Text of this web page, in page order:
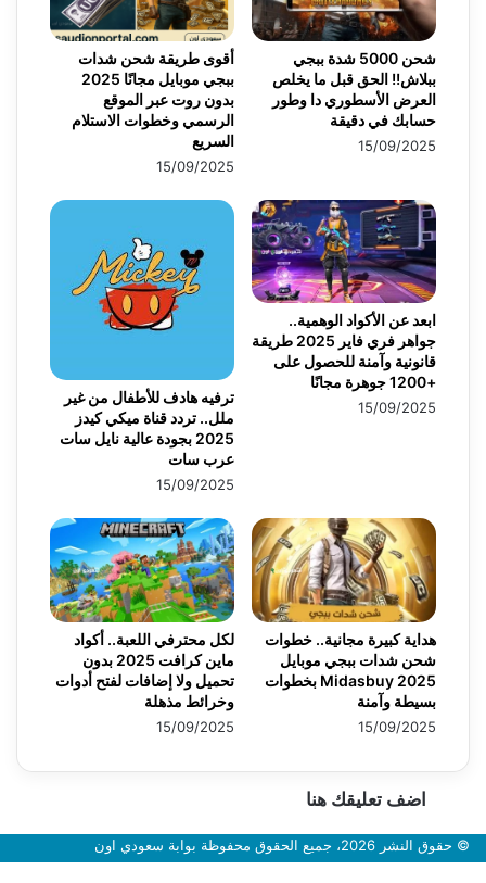
أقوى طريقة شحن شدات
ببجي موبايل مجانًا 2025
بدون روت عبر الموقع
الرسمي وخطوات الاستلام
السريع
15/09/2025
شحن 5000 شدة ببجي
ببلاش!! الحق قبل ما يخلص
العرض الأسطوري دا وطور
حسابك في دقيقة
15/09/2025
ترفيه هادف للأطفال من غير
ملل.. تردد قناة ميكي كيدز
2025 بجودة عالية نايل سات
عرب سات
15/09/2025
ابعد عن الأكواد الوهمية..
جواهر فري فاير 2025 طريقة
قانونية وآمنة للحصول على
+1200 جوهرة مجانًا
15/09/2025
لكل محترفي اللعبة.. أكواد
ماين كرافت 2025 بدون
تحميل ولا إضافات لفتح أدوات
وخرائط مذهلة
15/09/2025
هداية كبيرة مجانية.. خطوات
شحن شدات ببجي موبايل
2025 Midasbuy بخطوات
بسيطة وآمنة
15/09/2025
اضف تعليقك هنا
© حقوق النشر 2026، جميع الحقوق محفوظة بوابة سعودي اون